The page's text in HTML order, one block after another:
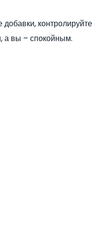
контролируйте
а вы – спокойным.